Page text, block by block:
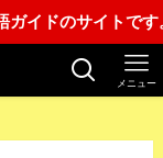
イトです。 ベル
メニュー